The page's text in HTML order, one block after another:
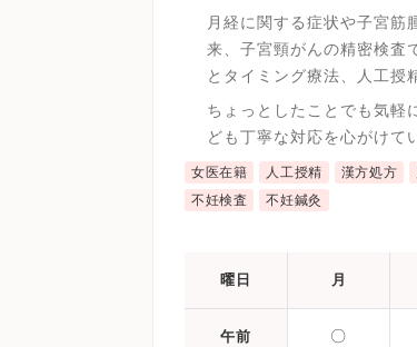
月経に関する症状や子宮筋
来、子宮頸がんの精密検査
とタイミング療法、人工授
ちょっとしたことでも気軽
ども丁寧な対応を心がけて
女医在籍 人工授精 漢方処方
不妊検査
不妊鍼灸
曜日 月
午前 〇